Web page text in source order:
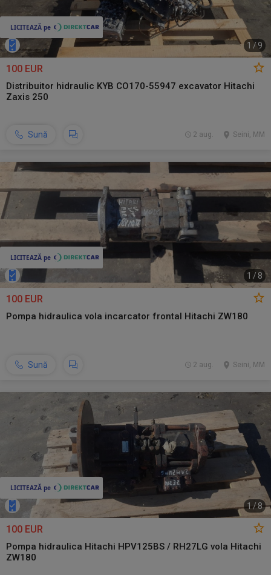
1 / 9
100 EUR
Distribuitor hidraulic KYB CO170-55947 excavator Hitachi
Zaxis 250
Sună Seini, MM
2 aug.
1 / 8
100 EUR
Pompa hidraulica vola incarcator frontal Hitachi ZW180
Sună Seini, MM
2 aug.
1 /8
100 EUR
Pompa hidraulica Hitachi HPV125BS / RH27LG vola Hitachi
ZW180